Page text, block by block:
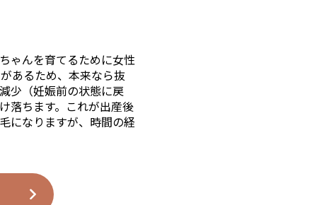
ゃんを育てるために女性
あるため、本来なら抜
少（妊娠前の状態に戻
落ちます。これが出産後
になりますが、時間の経